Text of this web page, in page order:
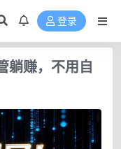
登录
躺赚，不用自